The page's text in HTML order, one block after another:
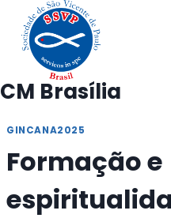
Pular
para
Conteúdo
CM Brasília
GINCANA2025
Formação e